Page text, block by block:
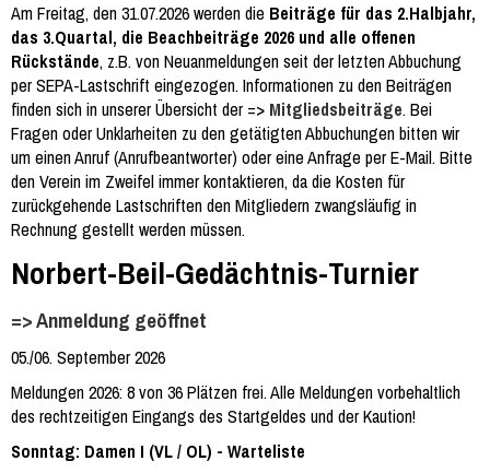
Am Freitag, den 31.07.2026 werden die Beiträge für das 2.Halbjahr,
das 3.Quartal, die Beachbeiträge 2026 und alle offenen
Rückstände, z.B. von Neuanmeldungen seit der letzten Abbuchung
per SEPA-Lastschrift eingezogen. Informationen zu den Beiträgen
finden sich in unserer Übersicht der => Mitgliedsbeiträge. Bei
Fragen oder Unklarheiten zu den getätigten Abbuchungen bitten wir
um einen Anruf (Anrufbeantworter) oder eine Anfrage per E-Mail. Bitte
den Verein im Zweifel immer kontaktieren, da die Kosten für
zurückgehende Lastschriften den Mitgliedern zwangsläufig in
Rechnung gestellt werden müssen.
Norbert-Beil-Gedächtnis-Turnier
=> Anmeldung geöffnet
05./06. September 2026
Meldungen 2026: 8 von 36 Plätzen frei. Alle Meldungen vorbehaltlich
des rechtzeitigen Eingangs des Startgeldes und der Kaution!
Sonntag: Damen I (VL / OL) - Warteliste